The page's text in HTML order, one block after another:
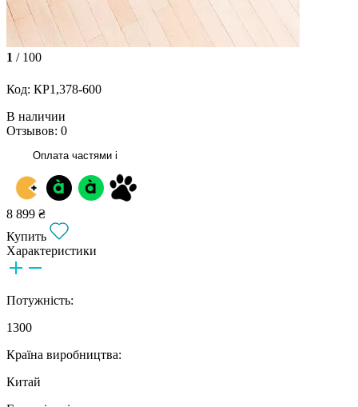
1 / 100
Код: КР1,378-600
В наличии
Отзывов: 0
Оплата частями i
8 899 ₴
Купить
Характеристики
Потужність:
1300
Країна виробництва:
Китай